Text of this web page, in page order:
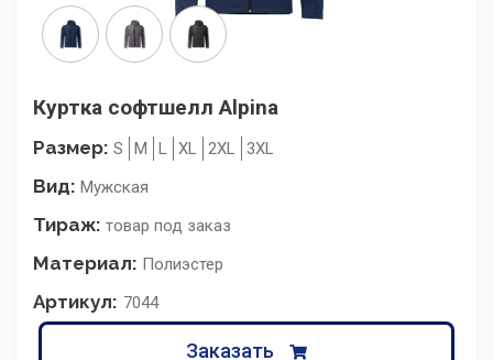
Куртка софтшелл Alpina
Размер: S M L XL 2XL 3XL
Вид: Мужская
Тираж: товар под заказ
Материал: Полиэстер
Артикул: 7044
Заказать